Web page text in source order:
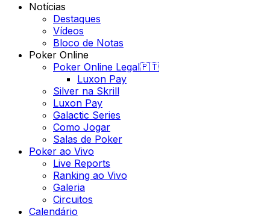
Notícias
Destaques
Vídeos
Bloco de Notas
Poker Online
Poker Online Legal🇵🇹
Luxon Pay
Silver na Skrill
Luxon Pay
Galactic Series
Como Jogar
Salas de Poker
Poker ao Vivo
Live Reports
Ranking ao Vivo
Galeria
Circuitos
Calendário